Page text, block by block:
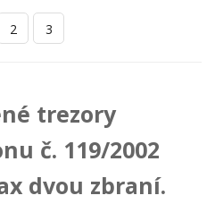
2 3
trezory
č. 119/2002
dvou zbraní.